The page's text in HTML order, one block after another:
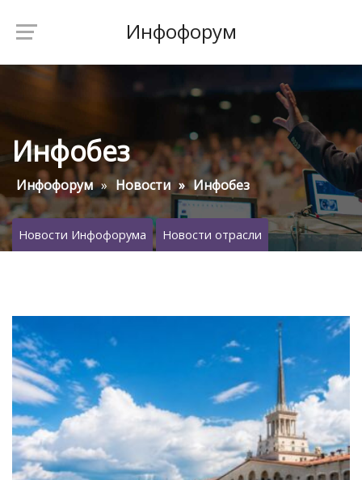
Инфофорум
Инфобез
Инфофорум Новости Инфобез
Новости Инфофорума Новости отрасли